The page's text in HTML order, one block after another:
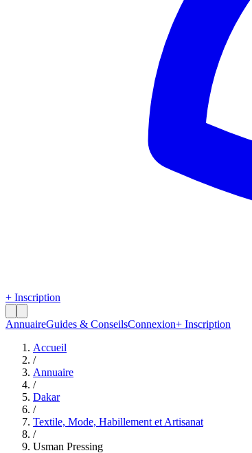
+ Inscription
AnnuaireGuides & ConseilsConnexion+ Inscription
Accueil
/
Annuaire
/
Dakar
/
Textile, Mode, Habillement et Artisanat
/
Usman Pressing